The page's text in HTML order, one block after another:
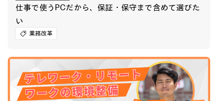
仕事で使うPCだから、保証・保守まで含めて選びた
い
業務改革